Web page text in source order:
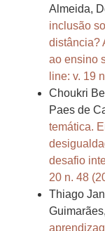
Almeida,
inclusão
distância?
ao ensino
line: v. 19
Choukri
Paes de
temática.
desafio
20 n. 48
Thiago
Guimarães,